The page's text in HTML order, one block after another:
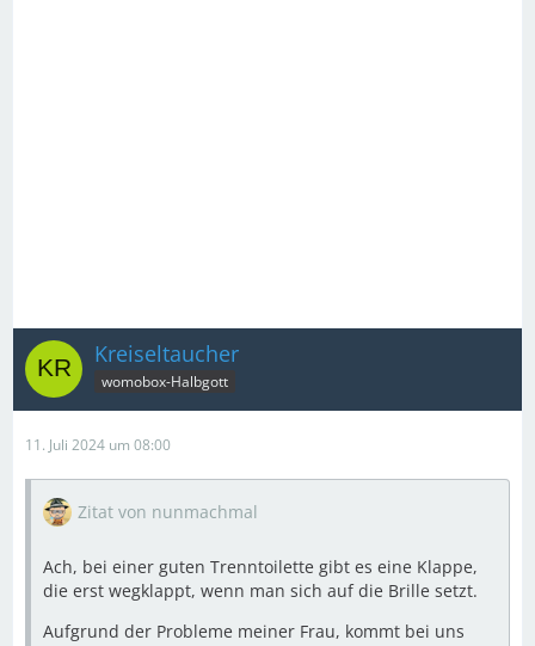
Kreiseltaucher
womobox-Halbgott
11. Juli 2024 um 08:00
Zitat von nunmachmal
Ach, bei einer guten Trenntoilette gibt es eine Klappe,
die erst wegklappt, wenn man sich auf die Brille setzt.
Aufgrund der Probleme meiner Frau, kommt bei uns